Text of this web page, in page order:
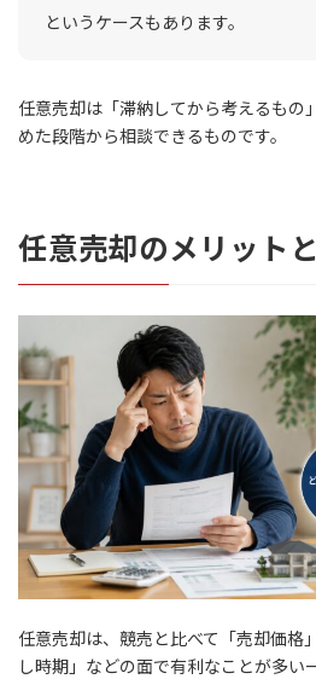
というケースもあります。
任意売却は「滞納してから考えるもの
めた段階から相談できるものです。
任意売却のメリット
任意売却は、競売と比べて「売却価格
し時期」などの面で有利なことが多い一